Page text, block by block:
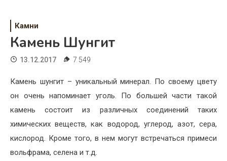
Дети
Свадьба
Хобби
Недвижимость
Камни
Камень Шунгит
13.12.2017 7 549
Камень шунгит – уникальный минерал. По своему цвету
он очень напоминает уголь. По большей части такой
камень состоит из различных соединений таких
химических веществ, как водород, углерод, азот, сера,
кислород. Кроме того, в нем могут встречаться примеси
вольфрама, селена и т.д.